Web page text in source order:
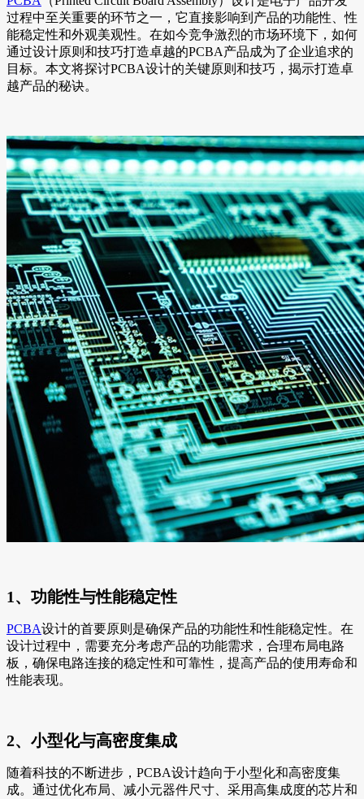
过程中至关重要的环节之一，它直接影响到产品的功能性、性
能稳定性和外观美观性。在如今竞争激烈的市场环境下，如何
通过设计原则和技巧打造卓越的PCBA产品成为了企业追求的
目标。本文将探讨PCBA设计的关键原则和技巧，揭示打造卓
越产品的秘诀。
1、功能性与性能稳定性
PCBA设计的首要原则是确保产品的功能性和性能稳定性。在
设计过程中，需要充分考虑产品的功能需求，合理布局电路
板，确保电路连接的稳定性和可靠性，提高产品的使用寿命和
性能表现。
2、小型化与高密度集成
随着科技的不断进步，PCBA设计趋向于小型化和高密度集
成。通过优化布局、减小元器件尺寸、采用高集成度的芯片和